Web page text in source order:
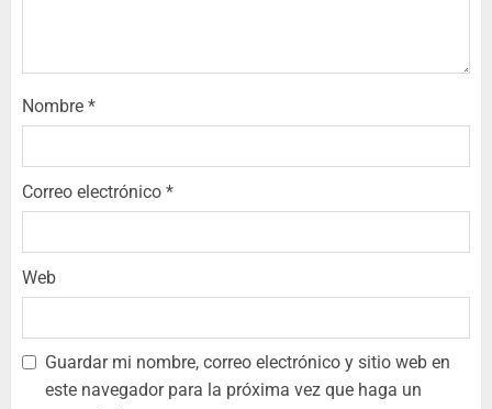
Nombre *
Correo electrónico *
Web
Guardar mi nombre, correo electrónico y sitio web en
este navegador para la próxima vez que haga un